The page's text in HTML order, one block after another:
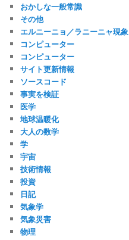
おかしな一般常識
その他
エルニーニョ／ラニーニャ現象
コンピューター
コンピューター
サイト更新情報
ソースコード
事実を検証
医学
地球温暖化
大人の数学
学
宇宙
技術情報
投資
日記
気象学
気象災害
物理